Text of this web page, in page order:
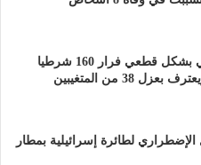
الحموشي ينفي بشكل قطعي فرار 160 شرطيا
38 من المتغيبين
الإضطراري لطائرة إسرائيلية بمطار